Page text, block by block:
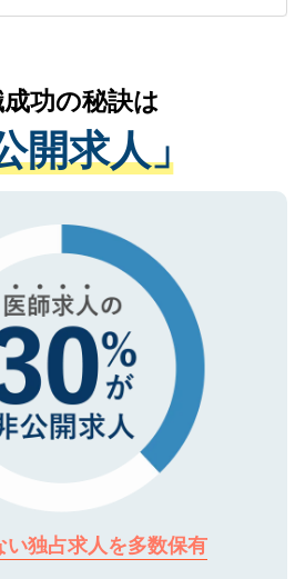
の個人データはご本人の許可
の取り扱いについての厳密な
たした事業者のみに付与され
シーマークを取得済みです。
いた個人情報は、SSL（デー
に関してもご安心ください。
現在の医療機関の状況や紹介
ながら、適切なアドバイスを
きます。すぐにご転職をされ
長期的なサポートが可能です
ご登録ください。
功の秘訣は
開求人」
い独占求人を多数保有